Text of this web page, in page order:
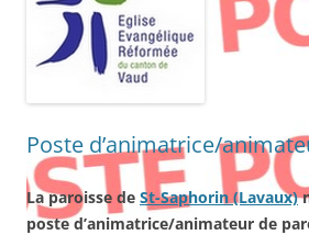
Poste d’animatrice/
La paroisse de St-Saphorin (Lavaux)
poste d’animatrice/animateur de